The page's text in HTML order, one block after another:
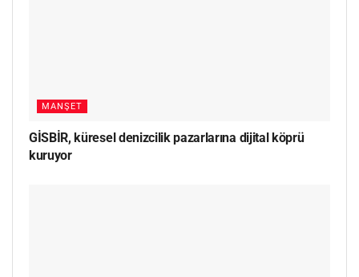
MANŞET
GİSBİR, küresel denizcilik pazarlarına dijital köprü
kuruyor